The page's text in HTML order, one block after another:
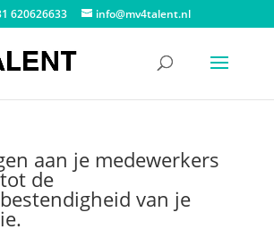
620626633 info@mv4talent.nl
aan je medewerkers
de
van je